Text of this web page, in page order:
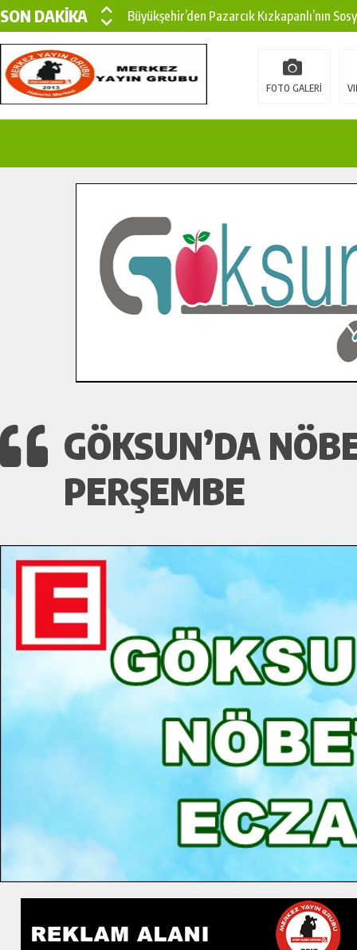
SON DAKİKA
Büyükşehir’den Pazarcık Kızkapanlı’nın
Büyükşehir’den Pazarcık Kırsalına Modern
Çin’den KSÜ’ye Uluslararası Başarı:
İlçe Jandarma Komutanı Karakaya’dan
Bertiz’in Yeni Köprüsünde Sona Doğru.
FOTO GALERİ
GÖKSUN’DA
PERŞEMBE